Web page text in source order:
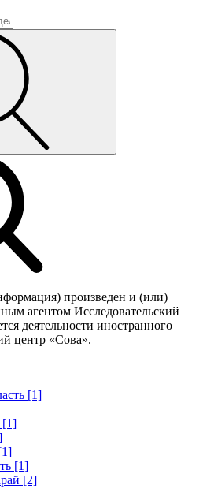
произведен и (или)
агентом Исследовательский
деятельности иностранного
центр «Сова».
[1]
[1]
[1]
[2]